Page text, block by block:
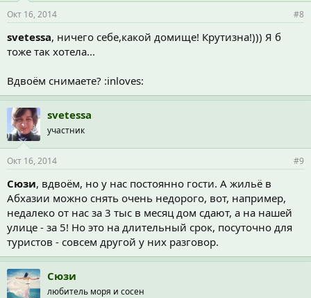
Окт 16, 2014 #8
svetessa, ничего себе,какой домище! Крутизна!))) Я б
тоже так хотела...
Вдвоём снимаете? :inloves:
svetessa
участник
Окт 16, 2014 #9
Сюзи, вдвоём, но у нас постоянно гости. А жильё в
Абхазии можно снять очень недорого, вот, например,
недалеко от нас за 3 тыс в месяц дом сдают, а на нашей
улице - за 5! Но это на длительный срок, посуточно для
туристов - совсем другой у них разговор.
Сюзи
любитель моря и сосен